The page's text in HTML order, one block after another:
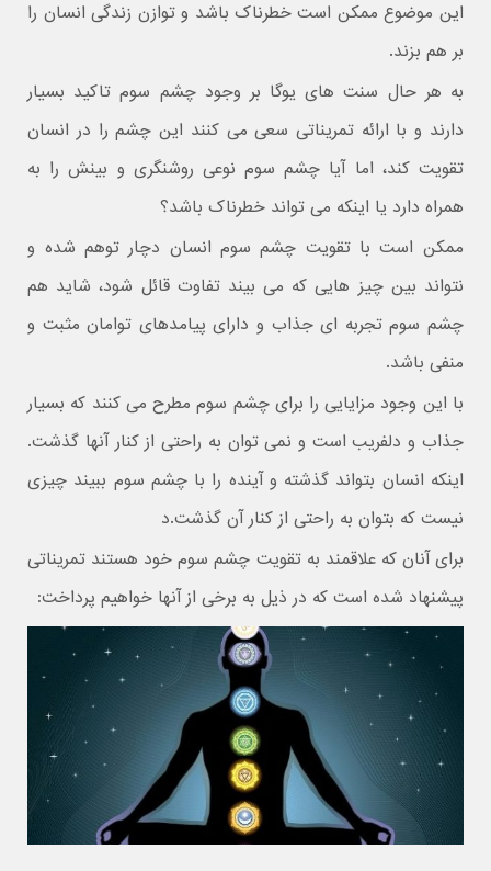
این موضوع ممکن است خطرناک باشد و توازن زندگی انسان را
بر هم بزند.
به هر حال سنت های یوگا بر وجود چشم سوم تاکید بسیار
دارند و با ارائه تمریناتی سعی می کنند این چشم را در انسان
تقویت کند، اما آیا چشم سوم نوعی روشنگری و بینش را به
همراه دارد یا اینکه می تواند خطرناک باشد؟
ممکن است با تقویت چشم سوم انسان دچار توهم شده و
نتواند بین چیز هایی که می بیند تفاوت قائل شود، شاید هم
چشم سوم تجربه ای جذاب و دارای پیامدهای توامان مثبت و
منفی باشد.
با این وجود مزایایی را برای چشم سوم مطرح می کنند که بسیار
جذاب و دلفریب است و نمی توان به راحتی از کنار آنها گذشت.
اینکه انسان بتواند گذشته و آینده را با چشم سوم ببیند چیزی
نیست که بتوان به راحتی از کنار آن گذشت.د
برای آنان که علاقمند به تقویت چشم سوم خود هستند تمریناتی
پیشنهاد شده است که در ذیل به برخی از آنها خواهیم پرداخت: